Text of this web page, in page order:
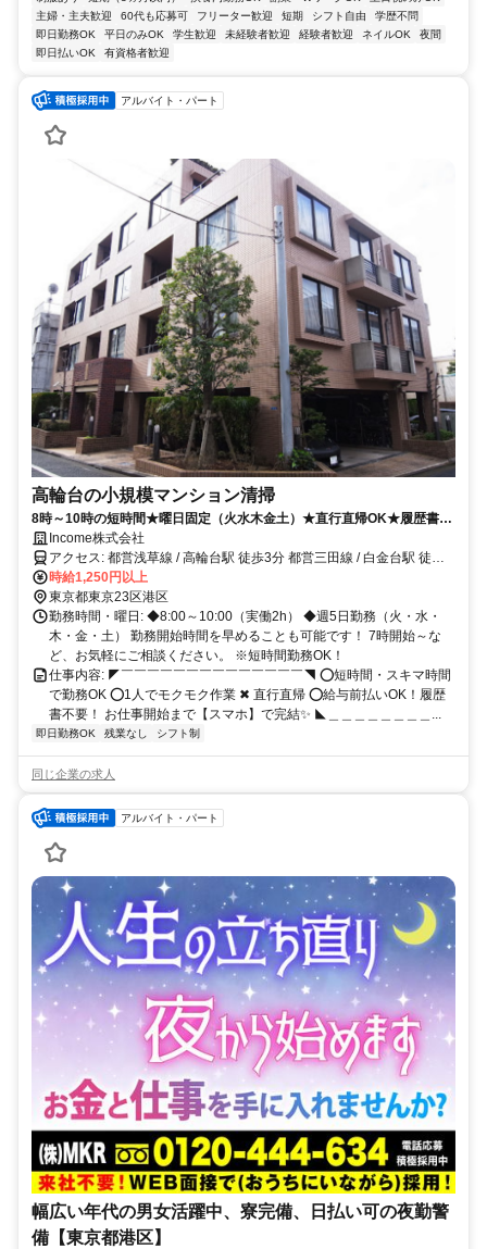
主婦・主夫歓迎
60代も応募可 フリーター歓迎 短期 シフト自由
学歴不問
即日勤務OK
平日のみOK 学生歓迎 未経験者歓迎 経験者歓迎 ネイルOK
夜間
即日払いOK
有資格者歓迎
アルバイト・パート
高輪台の小規模マンション清掃
8時～10時の短時間★曜日固定（火水木金土）★直行直帰OK★履歴書不
要！Income株式会社
アクセス: 都営浅草線 / 高輪台駅 徒歩3分 都営三田線 / 白金台駅 徒歩8
分 東京メトロ南北線 / 白金高輪駅 徒歩15分 ※自転車通勤OK ※バイ
ク通勤OK
時給1,250円以上
東京都東京23区港区
勤務時間・曜日: ◆8:00～10:00（実働2h） ◆週5日勤務（火・水・
木・金・土） 勤務開始時間を早めることも可能です！ 7時開始～な
ど、お気軽にご相談ください。 ※短時間勤務OK！
仕事内容: ◤￣￣￣￣￣￣￣￣￣￣￣￣￣￣◥ ⭕短時間・スキマ時間
で勤務OK ⭕1人でモクモク作業 ✖ 直行直帰 ⭕給与前払いOK！履歴
書不要！ お仕事開始まで【スマホ】で完結✨ ◣＿＿＿＿＿＿＿＿...
即日勤務OK 残業なし シフト制
同じ企業の求人
アルバイト・パート
幅広い年代の男女活躍中、寮完備、日払い可の夜勤警
備【東京都港区】